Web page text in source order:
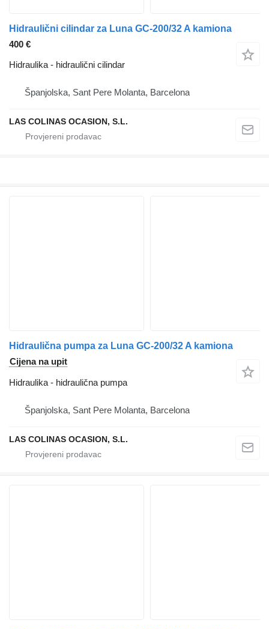
Hidraulični cilindar za Luna GC-200/32 A kamiona
400 €
Hidraulika - hidraulični cilindar
Španjolska, Sant Pere Molanta, Barcelona
LAS COLINAS OCASION, S.L.
Hidraulična pumpa za Luna GC-200/32 A kamiona
Cijena na upit
Hidraulika - hidraulična pumpa
Španjolska, Sant Pere Molanta, Barcelona
LAS COLINAS OCASION, S.L.